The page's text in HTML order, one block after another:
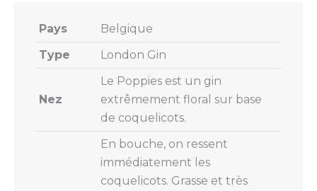
Pays
Belgique
Type
London Gin
Nez
Le Poppies est un gin
extrêmement floral sur base
de coquelicots.
En bouche, on ressent
immédiatement les
coquelicots. Grasse et très